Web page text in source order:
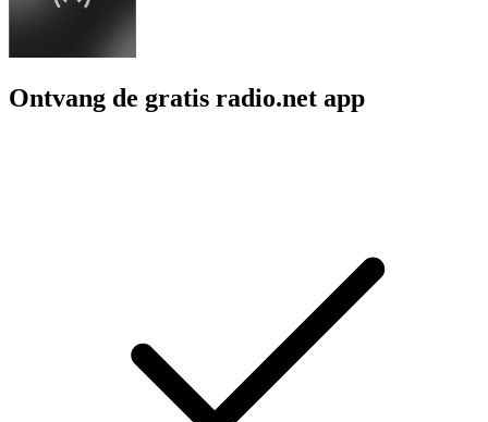
Ontvang de gratis radio.net app